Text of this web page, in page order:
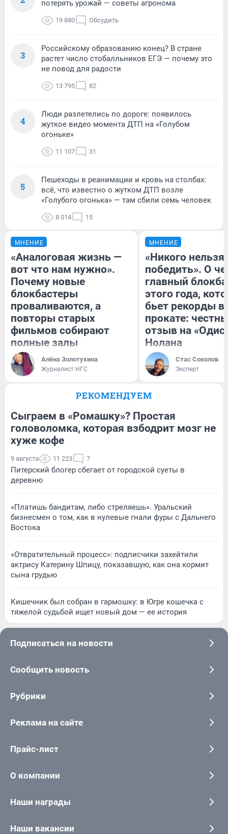
потерять урожай — советы агронома
19 880 Обсудить
3
Российскому образованию конец? В стране
растет число стобалльников ЕГЭ — почему это
не повод для радости
13 795 82
4
Люди разлетелись по дороге: появилось
жуткое видео момента ДТП на «Голубом
огоньке»
11 107 31
5
Пешеходы в реанимации и кровь на столбах:
всё, что известно о жутком ДТП возле
«Голубого огонька» — там сбили семь человек
8 014 15
МНЕНИЕ
«Аналоговая жизнь —
вот что нам нужно».
Почему новые
блокбастеры
проваливаются, а
повторы старых
фильмов собирают
полные залы
Алёна Золотухина
Журналист НГС
МНЕНИЕ
«Никого нельзя
победить». О
главный
этого года,
бьет рекорды в
прокате:
отзыв на
Нолана
Стас Соколов
Эксперт
РЕКОМЕНДУЕМ
Сыграем в «Ромашку»? Простая
головоломка, которая взбодрит мозг не
хуже кофе
9 августа 11 223 7
Питерский блогер сбегает от городской суеты в
деревню
«Платишь бандитам, либо стреляешь». Уральский
бизнесмен о том, как в нулевые гнали фуры с Дальнего
Востока
«Отвратительный процесс»: подписчики захейтили
актрису Катерину Шпицу, показавшую, как она кормит
сына грудью
Кишечник был собран в гармошку: в Югре кошечка с
тяжелой судьбой ищет новый дом — ее история
Подписаться на новости
Сообщить новость
Рубрики
Реклама на сайте
Прайс-лист
О компании
Наши награды
Наши вакансии